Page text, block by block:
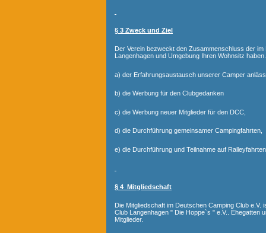
§ 3 Zweck und Ziel
Der Verein bezweckt den Zusammenschluss der
Langenhagen und Umgebung Ihren Wohnsitz
a) der Erfahrungsaustausch unserer Camper
b) die Werbung für den Clubgedanken
c) die Werbung neuer Mitglieder für den DCC,
d) die Durchführung gemeinsamer Campingfahrten,
e) die Durchführung und Teilnahme auf
§ 4 Mitgliedschaft
Die Mitgliedschaft im Deutschen Camping Club
Club Langenhagen " Die Hoppe`s " e.V.. Ehegatten
Mitglieder.